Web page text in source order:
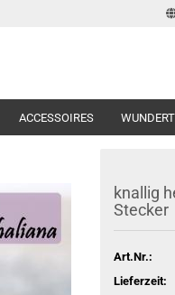
Konto erstellen
Passwort
ACCESSOIRES
knallig
Stecker
Art.Nr.:
Lieferzeit: